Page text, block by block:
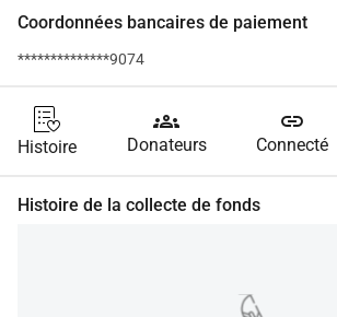
Coordonnées bancaires de paiement
**************9074
Histoire
groups
Donateurs
link
Connecté
Histoire de la collecte de fonds